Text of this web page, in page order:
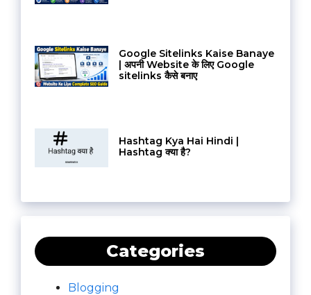
Google Sitelinks Kaise Banaye
| अपनी Website के लिए Google
sitelinks कैसे बनाए
Hashtag Kya Hai Hindi |
Hashtag क्या है?
Categories
Blogging